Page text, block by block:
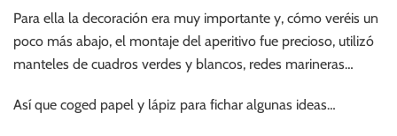
Para ella la decoración era muy importante y, cómo veréis un
poco más abajo, el montaje del aperitivo fue precioso, utilizó
manteles de cuadros verdes y blancos, redes marineras…
Así que coged papel y lápiz para fichar algunas ideas…